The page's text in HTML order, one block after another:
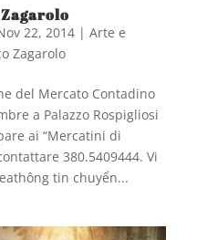
22, 2014| Arte e
Zagarolo
del Mercato Contadino
a Palazzo Rospigliosi
ai “Mercatini di
380.5409444. Vi
tin chuyển...